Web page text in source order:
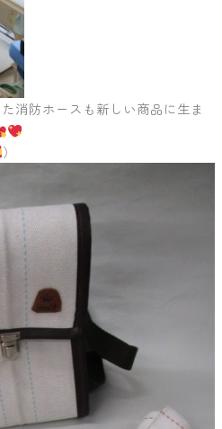
消防ホースも新しい商品に生ま
）